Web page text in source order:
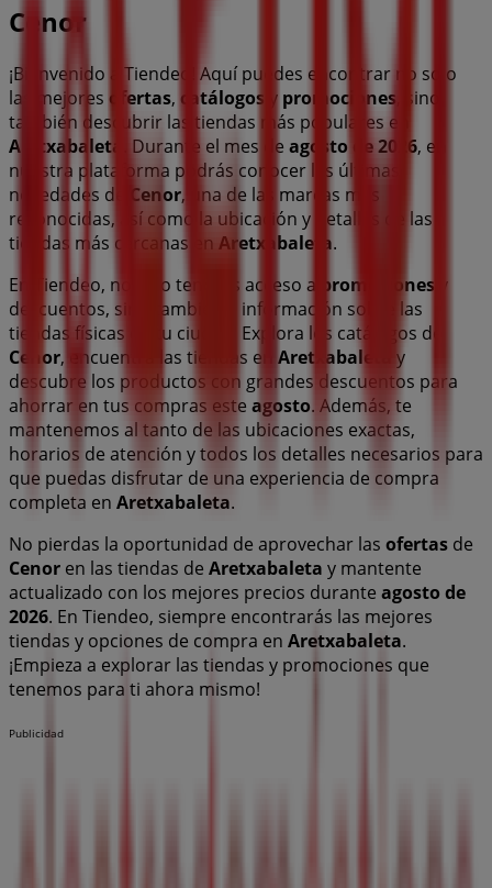
Cenor
¡Bienvenido a Tiendeo! Aquí puedes encontrar no solo
las mejores ofertas, catálogos y promociones , sino
también descubrir las tiendas más populares en
Aretxabaleta
. Durante el mes de agosto de 2026, en
nuestra plataforma podrás conocer las últimas
novedades de
Cenor, una de las marcas más
reconocidas, así como la ubicación y detalles de las
tiendas más cercanas en Aretxabaleta.
En Tiendeo, no solo tendrás acceso a promociones y
descuentos, sino también a información sobre las
tiendas físicas de tu ciudad. Explora los catálogos de
Cenor, encuentra las tiendas en Aretxabaleta
y
descubre los productos con grandes descuentos para
ahorrar en tus compras este agosto. Además, te
mantenemos al tanto de las ubicaciones exactas,
horarios de atención y todos los detalles necesarios para
que puedas disfrutar de una experiencia de compra
completa en Aretxabaleta.
No pierdas la oportunidad de aprovechar las ofertas de
Cenor en las tiendas de Aretxabaleta y mantente
actualizado con los mejores precios durante agosto de
2026. En Tiendeo, siempre encontrarás las mejores
tiendas y opciones de compra en Aretxabaleta.
¡Empieza a explorar las tiendas y promociones que
tenemos para ti ahora mismo!
Publicidad